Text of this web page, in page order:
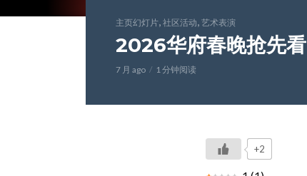
主页幻灯片, 社区活动, 艺术表演
2026华府春晚抢先看
7 月 ago 1 分钟阅读
+2